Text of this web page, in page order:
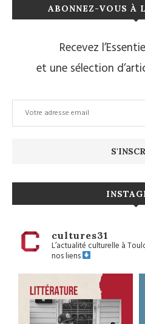
ABONNEZ-VOUS À
Recevez
et une sélection
cultures31
L’actualité culturelle à
nos liens